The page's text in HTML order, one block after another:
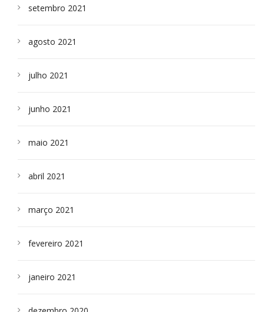
setembro 2021
agosto 2021
julho 2021
junho 2021
maio 2021
abril 2021
março 2021
fevereiro 2021
janeiro 2021